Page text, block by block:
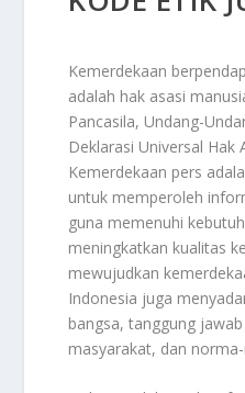
Kemerdekaan
adalah hak asasi
Pancasila, Undang-
Deklarasi Universal Hak
Kemerdekaan pers
untuk memperoleh
guna memenuhi
meningkatkan kualitas
mewujudkan
Indonesia juga
bangsa, tanggung
masyarakat, dan